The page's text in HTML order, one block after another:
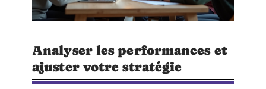
Analyser les performances et
ajuster votre stratégie